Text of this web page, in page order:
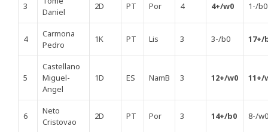
3
Daniel
2D PT Por 4 4+/w0 1-/b0
4
Carmona
Pedro
1K PT Lis 3 3-/b0 17+/
5
Castellano
Miguel-
Angel
1D ES NamB 3 12+/w0 11+/
6
Neto
Cristovao
2D PT Por 3 14+/b0 8-/w0